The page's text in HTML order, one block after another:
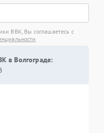
BBK, Вы соглашаетесь с
в Волгограде: